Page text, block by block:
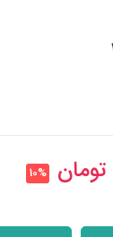
تومان 10%